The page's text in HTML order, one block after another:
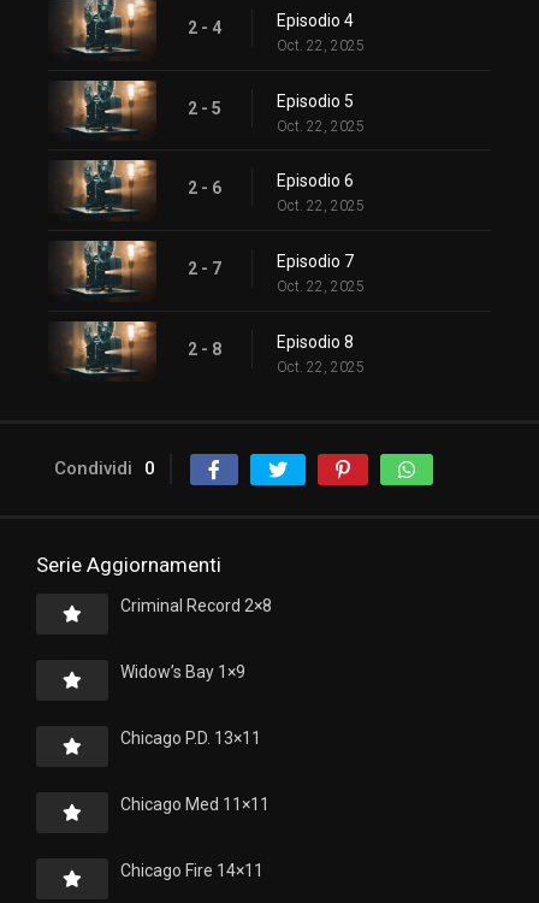
2 - 4 Episodio 4
Oct. 22, 2025
2 - 5 Episodio 5
Oct. 22, 2025
2 - 6 Episodio 6
Oct. 22, 2025
2 - 7 Episodio 7
Oct. 22, 2025
2 - 8 Episodio 8
Oct. 22, 2025
Condividi 0
Serie Aggiornamenti
Criminal Record 2×8
Widow’s Bay 1×9
Chicago P.D. 13×11
Chicago Med 11×11
Chicago Fire 14×11